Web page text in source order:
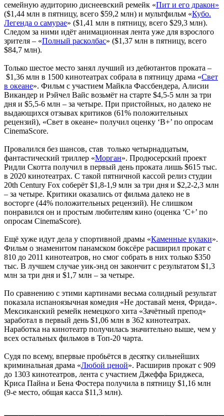
семейную аудиторию диснеевский ремейк «Пит и его дракон»
($1,44 млн в пятницу, всего $59,2 млн) и мультфильм «Кубо.
Легенда о самурае» ($1,41 млн в пятницу, всего $29,3 млн).
Следом за ними идёт анимационная лента уже для взрослого
зрителя – «Полный расколбас» ($1,37 млн в пятницу, всего
$84,7 млн).
Только шестое место занял лучший из дебютантов проката –
$1,36 млн в 1500 кинотеатрах собрала в пятницу драма «Свет
в океане». Фильм с участием Майкла Фассбендера, Алисии
Викандер и Рэйчел Вайс возьмёт на старте $4,5-5 млн за три
дня и $5,5-6 млн – за четыре. При пристойных, но далеко не
выдающихся отзывах критиков (61% положительных
рецензий), «Свет в океане» получил оценку ‘B+’ по опросам
CinemaScore.
Провалился без шансов, став только четырнадцатым,
фантастический триллер «Морган». Продюсерский проект
Ридли Скотта получил в первый день проката лишь $615 тыс.
в 2020 кинотеатрах. С такой пятничной кассой релиз студии
20th Century Fox соберёт $1,8-1,9 млн за три дня и $2,2-2,3 млн
– за четыре. Критики оказались от фильма далеко не в
восторге (44% положительных рецензий). Не слишком
понравился он и простым любителям кино (оценка ‘C+’ по
опросам CinemaScore).
Ещё хуже идут дела у спортивной драмы «Каменные кулаки».
Фильм о знаменитом панамском боксёре расширил прокат с
810 до 2011 кинотеатров, но смог собрать в них только $350
тыс. В лучшем случае уик-энд он закончит с результатом $1,3
млн за три дня и $1,7 млн – за четыре.
По сравнению с этими картинами весьма солидный результат
показала испаноязычная комедия «Не доставай меня, Фрида».
Мексиканский ремейк немецкого хита «Зачётный препод»
заработал в первый день $1,06 млн в 362 кинотеатрах.
Наработка на кинотеатр получилась значительно выше, чем у
всех остальных фильмов в Топ-20 чарта.
Судя по всему, впервые пробьётся в десятку сильнейших
криминальная драма «Любой ценой». Расширив прокат с 909
до 1303 кинотеатров, лента с участием Джеффа Бриджеса,
Криса Пайна и Бена Фостера получила в пятницу $1,16 млн
(9-е место, общая касса $11,3 млн).